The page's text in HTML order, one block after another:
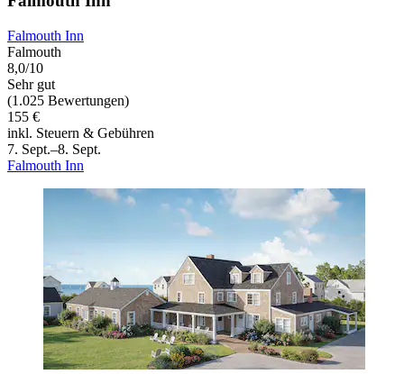
Falmouth Inn
Falmouth
8,0/10
Sehr gut
(1.025 Bewertungen)
155 €
inkl. Steuern & Gebühren
7. Sept.–8. Sept.
Falmouth Inn